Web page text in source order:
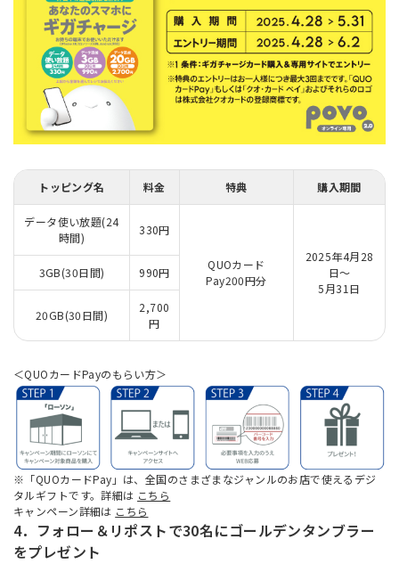
トッピング名 料金 特典 購入期間
データ使い放題(24
時間)
330円
QUOカード
Pay200円分
2025年4月28
日～
5月31日
3GB(30日間) 990円
20GB(30日間)
2,700
円
＜QUOカードPayのもらい方＞
※「QUOカードPay」は、全国のさまざまなジャンルのお店で使えるデジ
タルギフトです。詳細は こちら
キャンペーン詳細は こちら
4．フォロー＆リポストで30名にゴールデンタンブラー
をプレゼント